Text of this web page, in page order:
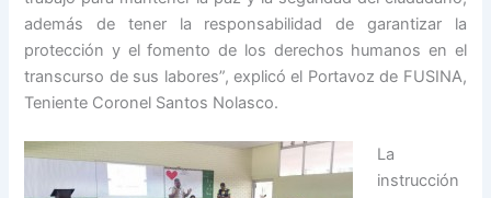
además de tener la responsabilidad de garantizar la
protección y el fomento de los derechos humanos en el
transcurso de sus labores”, explicó el Portavoz de FUSINA,
Teniente Coronel Santos Nolasco.
La
instrucción